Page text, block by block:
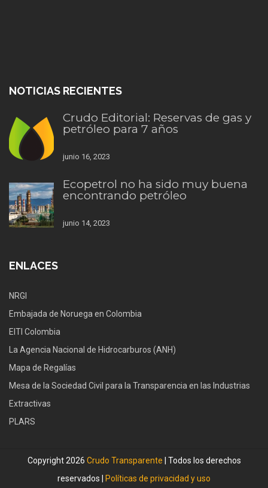
NOTICIAS RECIENTES
Crudo Editorial: Reservas de gas y
petróleo para 7 años
junio 16, 2023
Ecopetrol no ha sido muy buena
encontrando petróleo
junio 14, 2023
ENLACES
NRGI
Embajada de Noruega en Colombia
EITI Colombia
La Agencia Nacional de Hidrocarburos (ANH)
Mapa de Regalías
Mesa de la Sociedad Civil para la Transparencia en las Industrias
Extractivas
PLARS
Copyright 2026 Crudo Transparente | Todos los derechos
reservados |
Políticas de privacidad y uso